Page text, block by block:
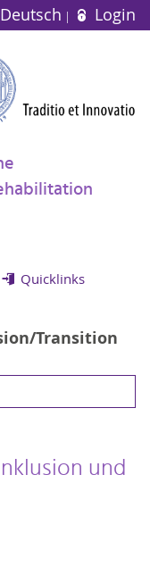
Deutsch Login
Quicklinks
Transition
und